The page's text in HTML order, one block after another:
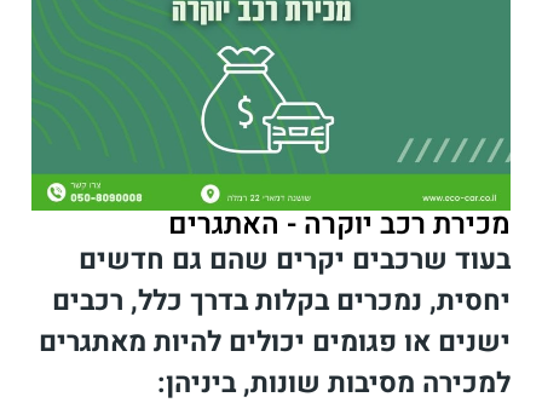
מכירת רכב יוקרה - האתגרים
בעוד שרכבים יקרים שהם גם חדשים
יחסית, נמכרים בקלות בדרך כלל, רכבים
ישנים או פגומים יכולים להיות מאתגרים
למכירה מסיבות שונות, ביניהן: